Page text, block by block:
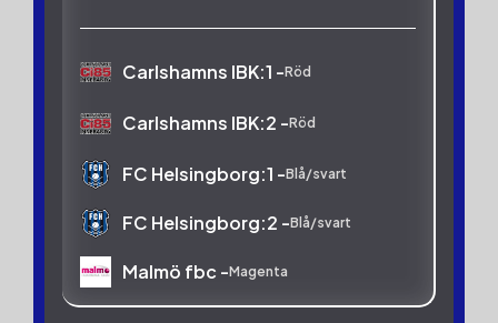
Carlshamns IBK:1 -Röd
Carlshamns IBK:2 -Röd
FC Helsingborg:1 -Blå/svart
FC Helsingborg:2 -Blå/svart
Malmö fbc -Magenta